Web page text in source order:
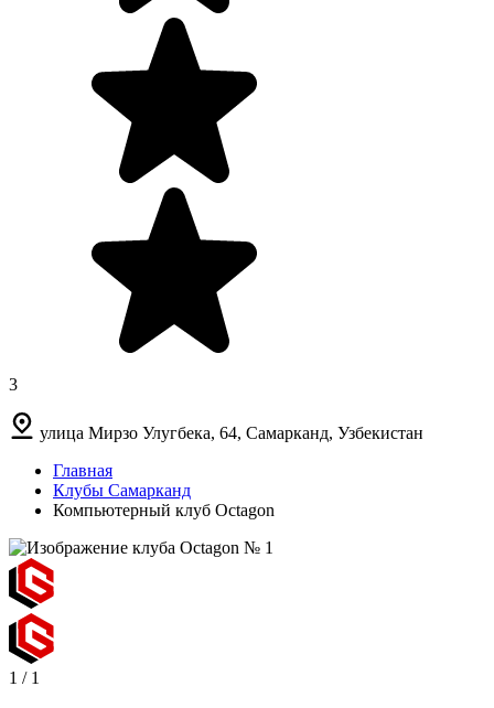
3
улица Мирзо Улугбека, 64, Самарканд, Узбекистан
Главная
Клубы Самарканд
Компьютерный клуб Octagon
1 / 1